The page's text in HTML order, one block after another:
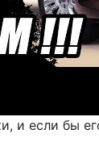
и если бы